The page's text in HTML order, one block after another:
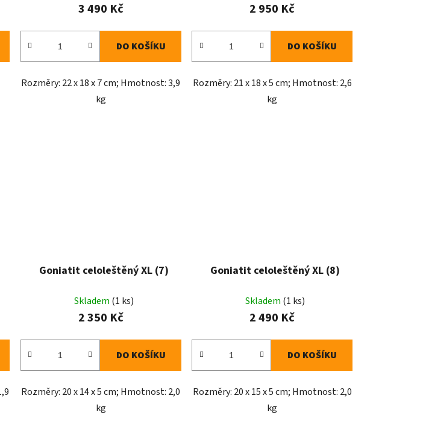
3 490 Kč
DO KOŠÍKU
Rozměry: 22 x 18 x 7 cm; Hmotnost: 3,9
kg
2 950 Kč
DO KOŠÍKU
Rozměry: 21 x 18 x 5 cm; Hmotnost: 2,6
kg
Goniatit celoleštěný XL (7)
Skladem (1 ks)
2 350 Kč
DO KOŠÍKU
Rozměry: 20 x 14 x 5 cm; Hmotnost: 2,0
kg
Goniatit celoleštěný XL (8)
Skladem (1 ks)
2 490 Kč
DO KOŠÍKU
Rozměry: 20 x 15 x 5 cm; Hmotnost: 2,0
kg